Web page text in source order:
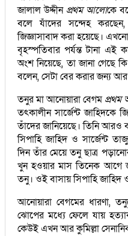
জালাল উদ্দীন প্রথম আলোকে
বলে যাঁদের সন্দেহ
জিজ্ঞাসাবাদ করা হয়েছে।
বৃহস্পতিবার পর্যন্ত টানা
অংশ নিয়েছে, তা জানা গেছে
বলেন, সেটা বের করার জন্য
তনুর মা আনোয়ারা বেগম
তৎকালীন সার্জেন্ট জাহিদকে
তাঁদের জানিয়েছে। তিনি আরও
সিপাহি জাহিদ ও সার্জেন্ট
দিন তাঁর মেয়ে তনু ছাত্র
খুন হওয়ার মাস তিনেক আগে
তনু। ওই বাসায় সিপাহি জাহিদ
আনোয়ারা বেগমের ধারণা,
ঝোপের মধ্যে ফেলে যায়
কেউই এখন আর কুমিল্লা